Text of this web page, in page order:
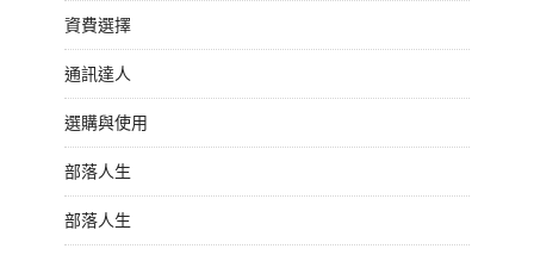
資費選擇
通訊達人
選購與使用
部落人生
部落人生